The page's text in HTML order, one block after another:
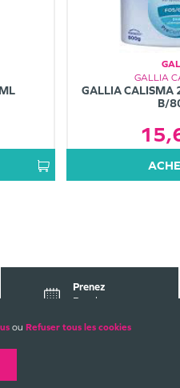
ou Refuser tous les cookies
GALLIA
GALLIA CALISMA
B/
Prenez
Rendez-vous